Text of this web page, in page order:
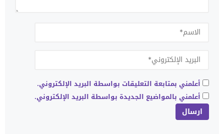
أعلمني بمتابعة التعليقات بواسطة البريد الإلكتروني.
أعلمني بالمواضيع الجديدة بواسطة البريد الإلكتروني.